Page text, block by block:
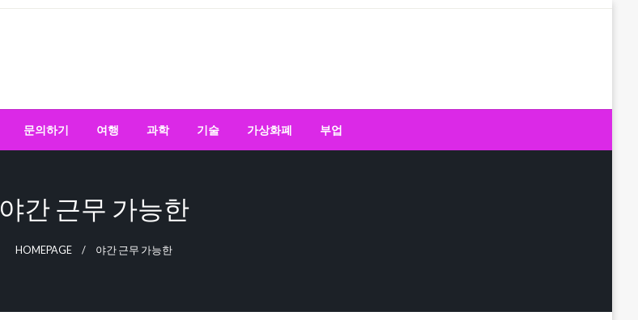
문의하기 여행 과학 기술 가상화폐 부업
야간 근무 가능한
HOMEPAGE 야간 근무 가능한